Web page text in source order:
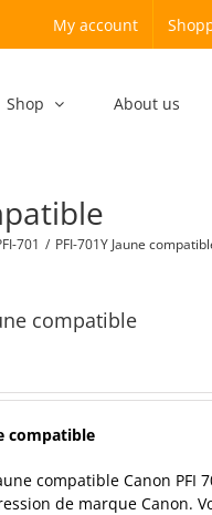
My account
Shop About us
701 / PFI-701Y Jaune
compatible
compatible
compatible Canon PFI
de marque Canon.